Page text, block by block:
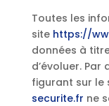
Toutes les
site https://
données à
d’évoluer. Par
figurant sur le
securite.fr ne